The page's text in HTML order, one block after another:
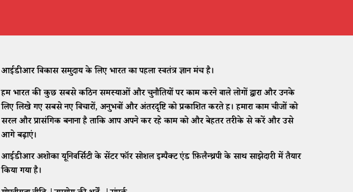
आईडीआर विकास समुदाय के लिए भारत का पहला स्वतंत्र ज्ञान मंच है।
हम भारत की कुछ सबसे कठिन समस्याओं और चुनौतियों पर काम करने वाले लोगों द्वारा और उनके
लिए लिखे गए सबसे नए विचारों, अनुभवों और अंतरदृष्टि को प्रकाशित करते हैं। हमारा काम चीजों को
सरल और प्रासंगिक बनाना है ताकि आप अपने कर रहे काम को और बेहतर तरीके से करें और उसे
आगे बढ़ाएं।
आईडीआर अशोका यूनिवर्सिटी के सेंटर फॉर सोशल इम्पैक्ट एंड फ़िलैन्थ्रपी के साथ साझेदारी में तैयार
किया गया है।